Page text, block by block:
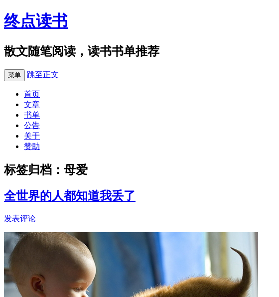
终点读书
散文随笔阅读，读书书单推荐
菜单 跳至正文
首页
文章
书单
公告
关于
赞助
标签归档： 母爱
全世界的人都知道我丢了
发表评论